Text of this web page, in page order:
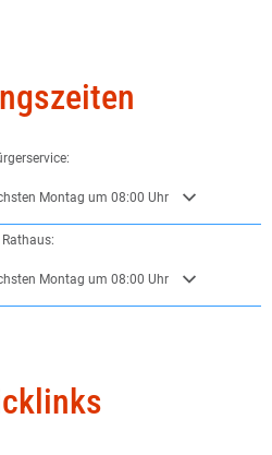
oder Schließzeiten auszublenden
Montag um 08:00 Uhr
Rathaus:
oder Schließzeiten auszublenden
Montag um 08:00 Uhr